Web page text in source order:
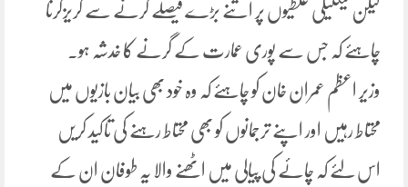
لیکن تیکنیکی غلطیوں پر اتنے بڑے فیصلے کرنے سے گریزکرنا
چاہئے کہ جس سے پوری عمارت کے گرنے کا خدشہ ہو۔
وزیر اعظم عمران خان کو چاہئے کہ وہ خود بھی بیان بازیوں میں
محتاط رہیں اور اپنے ترجمانوں کو بھی محتاط رہنے کی تاکید کریں
اس لئے کہ چائے کی پیالی میں اٹھنے والا یہ طوفان ان کے